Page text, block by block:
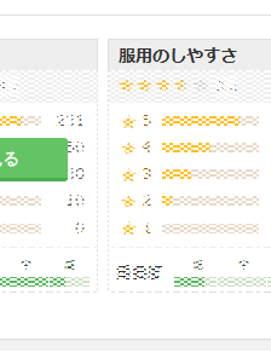
る。なお、患者の状態により
与中は頻回にフィブリノーゲ
行うこと。［11.1.2参照］
状態を十分に観察すること